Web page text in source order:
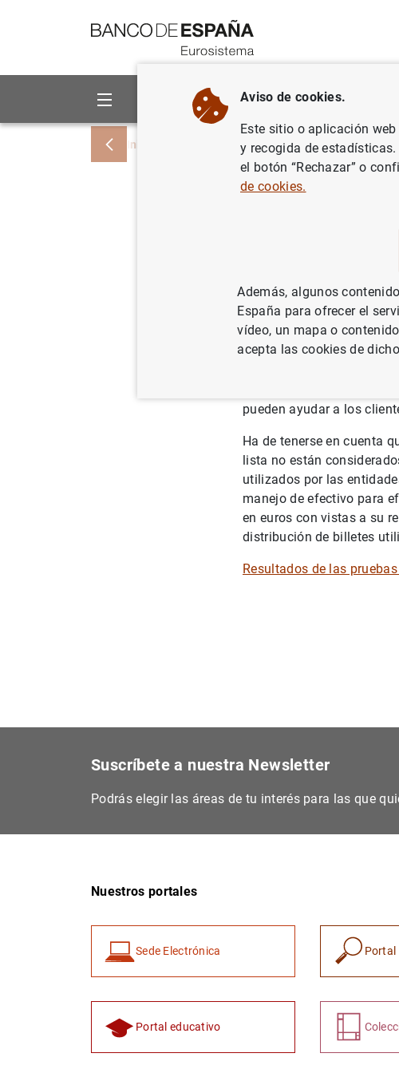
Sobre el Banco Áreas de actuación
Inicio Punto de Información Evaluación de
06/11/2023
El cuadro que aparece
pueden ayudar a los
Ha de tenerse en cuenta
lista no están
utilizados por las
manejo de efectivo para
en euros con vistas a su
distribución de billetes
Resultados de las
Suscríbete a nuestra Newsletter
Podrás elegir las áreas de tu interés para las que
Nuestros portales
Sede Electrónica Portal
Portal educativo
Aviso de cookies.
Este sitio o aplicación
y recogida de
el botón “Rechazar” o
de cookies.
Además, algunos
España para ofrecer el
vídeo, un mapa o
acepta las cookies de